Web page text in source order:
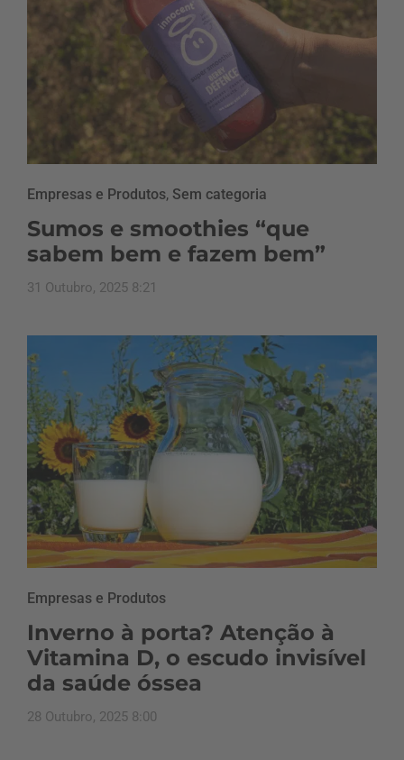
Empresas e Produtos, Sem categoria
Sumos e smoothies “que
sabem bem e fazem bem”
31 Outubro, 2025 8:21
Empresas e Produtos
Inverno à porta? Atenção à
Vitamina D, o escudo invisível
da saúde óssea
28 Outubro, 2025 8:00